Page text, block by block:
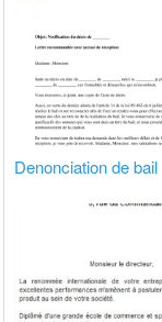
Denonciation de bail